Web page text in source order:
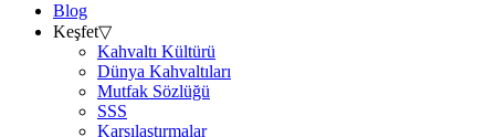
Blog
Keşfet▽
Kahvaltı Kültürü
Dünya Kahvaltıları
Mutfak Sözlüğü
SSS
Karşılaştırmalar